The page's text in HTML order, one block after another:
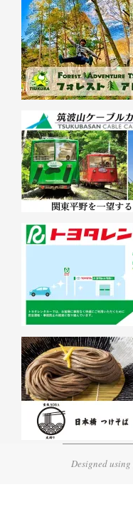
Designed using